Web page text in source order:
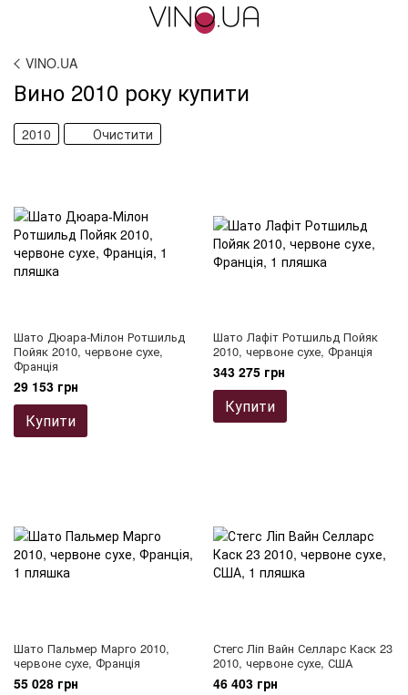
VINO.UA
Вино 2010 року купити
2010 Очистити
Шато Дюара-Мілон Ротшильд
Пойяк 2010, червоне сухе,
Франція
29 153 грн
Купити
Шато Лафіт Ротшильд Пойяк
2010, червоне сухе, Франція
343 275 грн
Купити
Шато Пальмер Марго 2010,
червоне сухе, Франція
55 028 грн
Стегс Ліп Вайн Селларс Каск 23
2010, червоне сухе, США
46 403 грн